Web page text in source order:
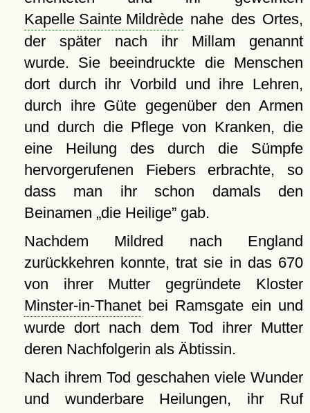
Kapelle Sainte Mildrèdenahe des Ortes,
der später nach ihr Millam genannt
wurde. Sie beeindruckte die Menschen
dort durch ihr Vorbild und ihre Lehren,
durch ihre Güte gegenüber den Armen
und durch die Pflege von Kranken, die
eine Heilung des durch die Sümpfe
hervorgerufenen Fiebers erbrachte, so
dass man ihr schon damals den
Beinamen die Heilige gab.
Nachdem Mildred nach England
zurückkehren konnte, trat sie in das 670
von ihrer Mutter gegründete Kloster
Minster-in-Thanetbei Ramsgate ein und
wurde dort nach dem Tod ihrer Mutter
deren Nachfolgerin als Äbtissin.
Nach ihrem Tod geschahen viele Wunder
und wunderbare Heilungen, ihr Ruf